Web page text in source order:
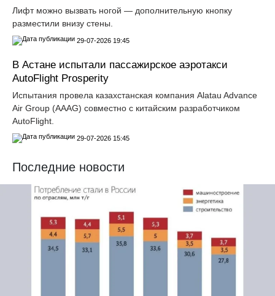
Лифт можно вызвать ногой — дополнительную кнопку
разместили внизу стены.
29-07-2026 19:45
В Астане испытали пассажирское аэротакси
AutoFlight Prosperity
Испытания провела казахстанская компания Alatau Advance
Air Group (AAAG) совместно с китайским разработчиком
AutoFlight.
29-07-2026 15:45
Последние новости